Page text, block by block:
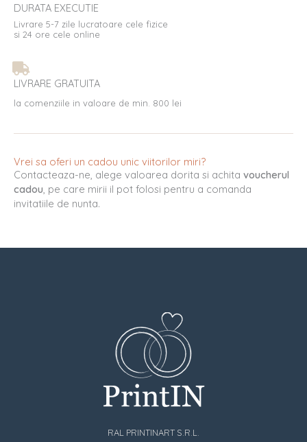
DURATA EXECUTIE
Livrare 5-7 zile lucratoare cele fizice
si 24 ore cele online
LIVRARE GRATUITA
la comenziile in valoare de min. 800 lei
Vrei sa oferi un cadou unic viitorilor miri?
Contacteaza-ne, alege valoarea dorita si achita voucherul
cadou , pe care mirii il pot folosi pentru a comanda
invitatiile de nunta.
RAL PRINTINART S.R.L.